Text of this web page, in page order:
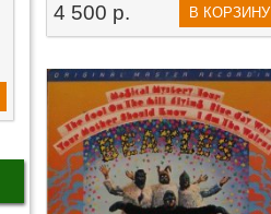
4 500 р. В КОРЗИНУ